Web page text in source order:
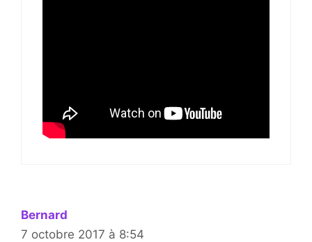
Bernard
7 octobre 2017 à 8:54